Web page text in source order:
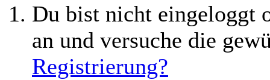
Du bist nicht eingeloggt
an und versuche die
Registrierung?